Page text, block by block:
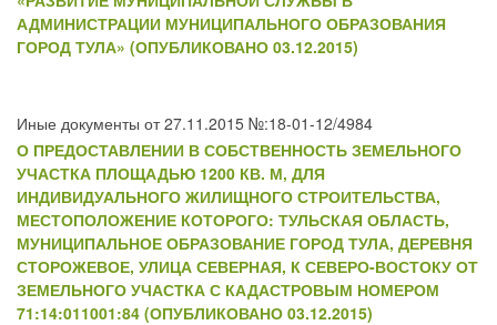
АДМИНИСТРАЦИИ МУНИЦИПАЛЬНОГО ОБРАЗОВАНИЯ
ГОРОД ТУЛА» (ОПУБЛИКОВАНО 03.12.2015)
Иные документы от 27.11.2015 №:18-01-12/4984
О ПРЕДОСТАВЛЕНИИ В СОБСТВЕННОСТЬ ЗЕМЕЛЬНОГО
УЧАСТКА ПЛОЩАДЬЮ 1200 КВ. М, ДЛЯ
ИНДИВИДУАЛЬНОГО ЖИЛИЩНОГО СТРОИТЕЛЬСТВА,
МЕСТОПОЛОЖЕНИЕ КОТОРОГО: ТУЛЬСКАЯ ОБЛАСТЬ,
МУНИЦИПАЛЬНОЕ ОБРАЗОВАНИЕ ГОРОД ТУЛА, ДЕРЕВНЯ
СТОРОЖЕВОЕ, УЛИЦА СЕВЕРНАЯ, К СЕВЕРО-ВОСТОКУ ОТ
ЗЕМЕЛЬНОГО УЧАСТКА С КАДАСТРОВЫМ НОМЕРОМ
71:14:011001:84 (ОПУБЛИКОВАНО 03.12.2015)